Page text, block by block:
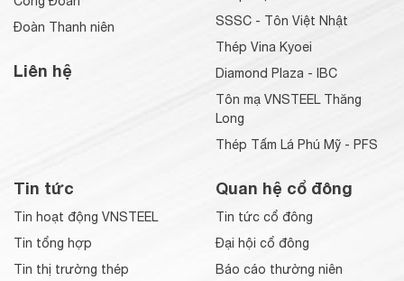
Đoàn Thanh niên
Liên hệ
SSSC - Tôn Việt Nhật
Thép Vina Kyoei
Diamond Plaza - IBC
Tôn mạ VNSTEEL Thăng
Long
Thép Tấm Lá Phú Mỹ - PFS
Tin tức
Tin hoạt động VNSTEEL
Tin tổng hợp
Tin thị trường thép
Quan hệ cổ đông
Tin tức cổ đông
Đại hội cổ đông
Báo cáo thường niên